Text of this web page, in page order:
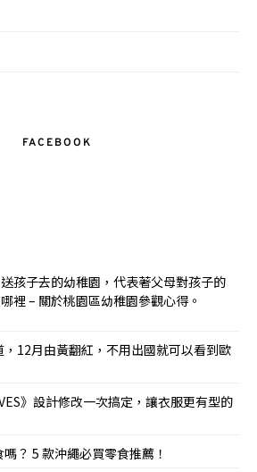
FACEBOOK
孩子去的幼稚園，代表著父母對孩子的
裡 – 關於桃園區幼稚園參觀心得。
12月由黃翻紅，不用出國就可以看到歐
》設計修改一次搞定，讓衣服更有型的
？ 5 款沖繩必買零食推薦！